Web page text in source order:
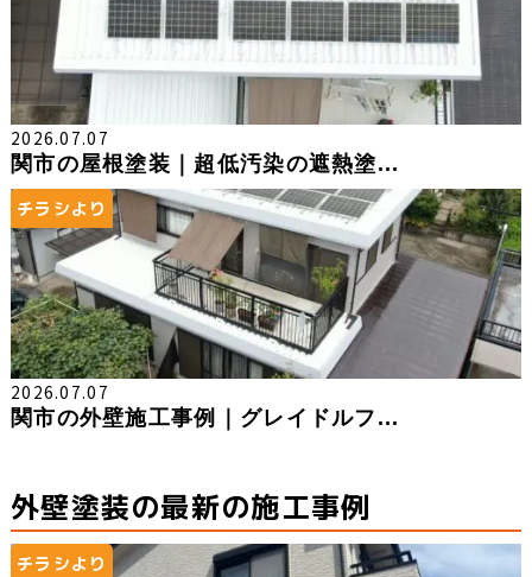
2026.07.07
関市の屋根塗装｜超低汚染の遮熱塗...
チラシより
2026.07.07
関市の外壁施工事例｜グレイドルフ...
外壁塗装の最新の施工事例
チラシより